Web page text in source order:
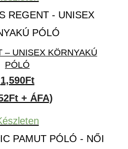
– UNISEX KÖRNYAKÚ
PÓLÓ
1,590Ft
+ ÁFA)